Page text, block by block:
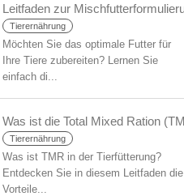
Tierernährung
Möchten Sie das optimale Futter für
Ihre Tiere zubereiten? Lernen Sie
einfach di...
Tierernährung
Was ist TMR in der Tierfütterung?
Entdecken Sie in diesem Leitfaden die
Vorteile...